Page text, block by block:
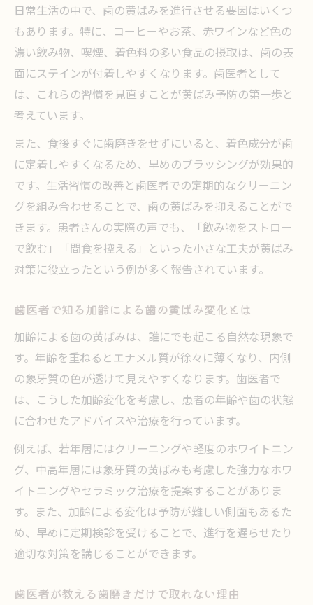
歯医者での黄ばみ治療費用相場とその内訳
歯医者が教える保険診療と自費診療の違い
歯医者選びで重視すべき通院回数や期間
歯医者相談で後悔しない費用確認のポイン
ト
歯医者ごとの治療内容とコスパを徹底比較
納得できる黄ばみ改善で笑顔に自信を
歯医者で叶える納得の黄ばみ改善プランと
は
自信を持てる口元作りを歯医者がサポート
歯医者での黄ばみ除去後のケアアドバイス
笑顔を引き出す歯医者のトータルサポート
日常生活の中で、歯の黄ばみを進行させる要因はいくつ
もあります。特に、コーヒーやお茶、赤ワインなど色の
濃い飲み物、喫煙、着色料の多い食品の摂取は、歯の表
面にステインが付着しやすくなります。歯医者として
は、これらの習慣を見直すことが黄ばみ予防の第一歩と
考えています。
また、食後すぐに歯磨きをせずにいると、着色成分が歯
に定着しやすくなるため、早めのブラッシングが効果的
です。生活習慣の改善と歯医者での定期的なクリーニン
グを組み合わせることで、歯の黄ばみを抑えることがで
きます。患者さんの実際の声でも、「飲み物をストロー
で飲む」「間食を控える」といった小さな工夫が黄ばみ
対策に役立ったという例が多く報告されています。
歯医者で知る加齢による歯の黄ばみ変化とは
加齢による歯の黄ばみは、誰にでも起こる自然な現象で
す。年齢を重ねるとエナメル質が徐々に薄くなり、内側
の象牙質の色が透けて見えやすくなります。歯医者で
は、こうした加齢変化を考慮し、患者の年齢や歯の状態
に合わせたアドバイスや治療を行っています。
例えば、若年層にはクリーニングや軽度のホワイトニン
グ、中高年層には象牙質の黄ばみも考慮した強力なホワ
イトニングやセラミック治療を提案することがありま
す。また、加齢による変化は予防が難しい側面もあるた
め、早めに定期検診を受けることで、進行を遅らせたり
適切な対策を講じることができます。
歯医者が教える歯磨きだけで取れない理由